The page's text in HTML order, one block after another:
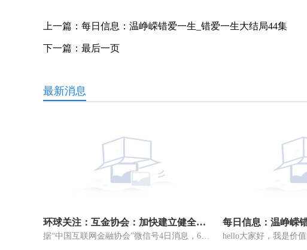
上一篇： 每日信息：温峥嵘错爱一生_错爱一生大结局44集
下一篇： 最后一页
最新消息
环球关注：互金协会：加快建立健全对助贷业务进行自律管理的工作机制